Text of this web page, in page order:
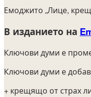
Емоджито „Лице,
В изданието на
Ключови думи е
Ключови думи е
+ крещящо от страх